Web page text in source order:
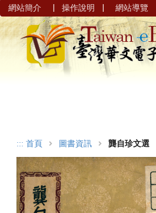
網站簡介 | 操作說明 | 網站導覽
::: 首頁 圖書資訊 龔自珍文選